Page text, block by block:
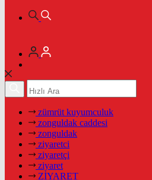
zümrüt kuyumculuk
zonguldak caddesi
zonguldak
ziyaretci
ziyaretçi
ziyaret
ZİYARET